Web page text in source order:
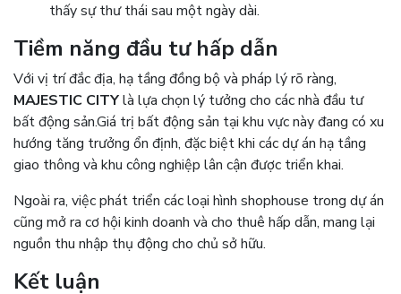
thấy sự thư thái sau một ngày dài.
Tiềm năng đầu tư hấp dẫn
Với vị trí đắc địa, hạ tầng đồng bộ và pháp lý rõ ràng,
MAJESTIC CITYlà lựa chọn lý tưởng cho các nhà đầu tư
bất động sản.Giá trị bất động sản tại khu vực này đang có xu
hướng tăng trưởng ổn định, đặc biệt khi các dự án hạ tầng
giao thông và khu công nghiệp lân cận được triển khai.
Ngoài ra, việc phát triển các loại hình shophouse trong dự án
cũng mở ra cơ hội kinh doanh và cho thuê hấp dẫn, mang lại
nguồn thu nhập thụ động cho chủ sở hữu.
Kết luận